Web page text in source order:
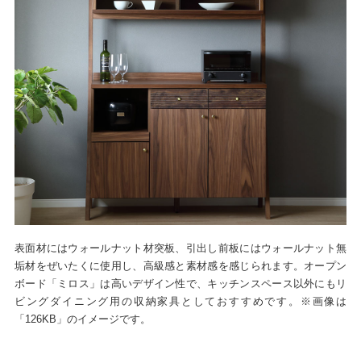
表面材にはウォールナット材突板、引出し前板にはウォールナット無
垢材をぜいたくに使用し、高級感と素材感を感じられます。オープン
ボード「ミロス」は高いデザイン性で、キッチンスペース以外にもリ
ビングダイニング用の収納家具としておすすめです。※画像は
「126KB」のイメージです。